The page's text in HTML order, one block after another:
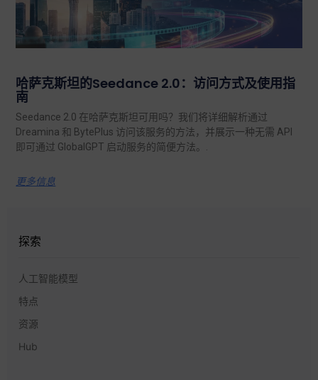
哈萨克斯坦的Seedance 2.0：访问方式及使用指
南
Seedance 2.0 在哈萨克斯坦可用吗？我们将详细解析通过
Dreamina 和 BytePlus 访问该服务的方法，并展示一种无需 API
即可通过 GlobalGPT 启动服务的简便方法。.
更多信息
探索
人工智能模型
特点
资源
Hub